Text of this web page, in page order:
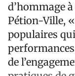
d’hommage
Pétion-Ville,
populaires
de